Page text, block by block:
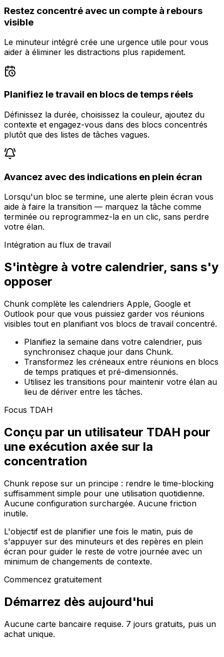
Restez concentré avec un compte à rebours
visible
Le minuteur intégré crée une urgence utile pour vous
aider à éliminer les distractions plus rapidement.
Planifiez le travail en blocs de temps réels
Définissez la durée, choisissez la couleur, ajoutez du
contexte et engagez-vous dans des blocs concentrés
plutôt que des listes de tâches vagues.
Avancez avec des indications en plein écran
Lorsqu'un bloc se termine, une alerte plein écran vous
aide à faire la transition — marquez la tâche comme
terminée ou reprogrammez-la en un clic, sans perdre
votre élan.
Intégration au flux de travail
S'intègre à votre calendrier, sans s'y
opposer
Chunk complète les calendriers Apple, Google et
Outlook pour que vous puissiez garder vos réunions
visibles tout en planifiant vos blocs de travail concentré.
Planifiez la semaine dans votre calendrier, puis
synchronisez chaque jour dans Chunk.
Transformez les créneaux entre réunions en blocs
de temps pratiques et pré-dimensionnés.
Utilisez les transitions pour maintenir votre élan au
lieu de dériver entre les tâches.
Focus TDAH
Conçu par un utilisateur TDAH pour
une exécution axée sur la
concentration
Chunk repose sur un principe : rendre le time-blocking
suffisamment simple pour une utilisation quotidienne.
Aucune configuration surchargée. Aucune friction
inutile.
L'objectif est de planifier une fois le matin, puis de
s'appuyer sur des minuteurs et des repères en plein
écran pour guider le reste de votre journée avec un
minimum de changements de contexte.
Commencez gratuitement
Démarrez dès aujourd'hui
Aucune carte bancaire requise. 7 jours gratuits, puis un
achat unique.